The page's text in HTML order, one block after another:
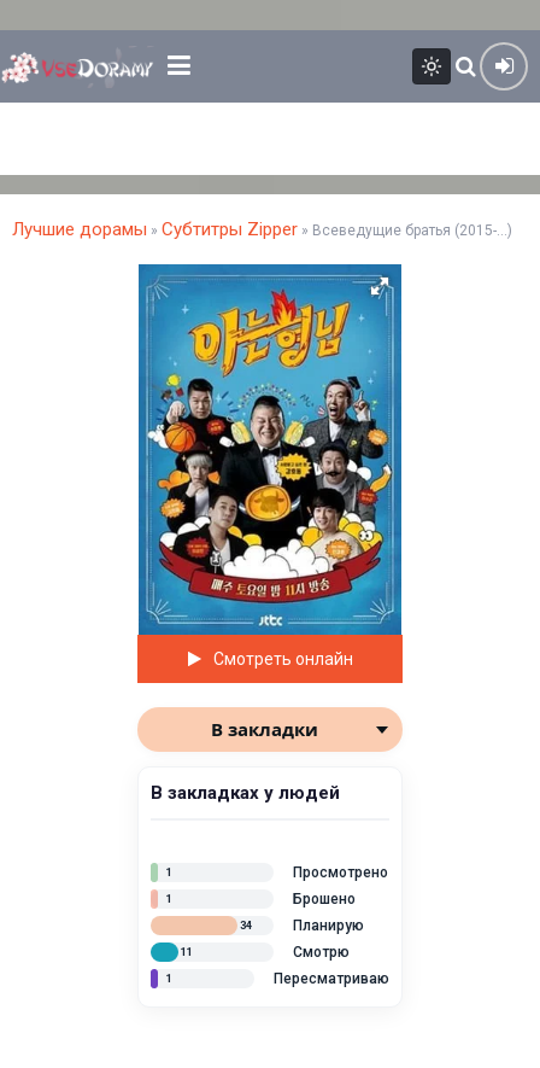
Лучшие дорамы » Субтитры Zipper » Всеведущие братья (2015-...)
Смотреть онлайн
В закладки
В закладках у людей
Просмотрено
1
Брошено
1
Планирую
34
Смотрю
11
Пересматриваю
1